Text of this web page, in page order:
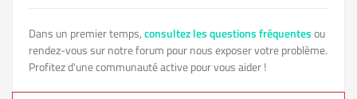
Dans un premier temps,consultez les questions fréquentesou
rendez-vous sur notre forum pour nous exposer votre problème.
Profitez d'une communauté active pour vous aider !